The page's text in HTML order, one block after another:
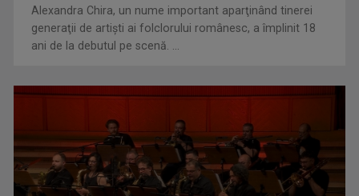
(P) Au sfidat toate prognozele într-o piață aflată sub
presiune. Povestea ...
Alexandra Chira, un nume important aparţinând tinerei
generaţii de artişti ai folclorului românesc, a împlinit 18
ani de la debutul pe scenă. ...